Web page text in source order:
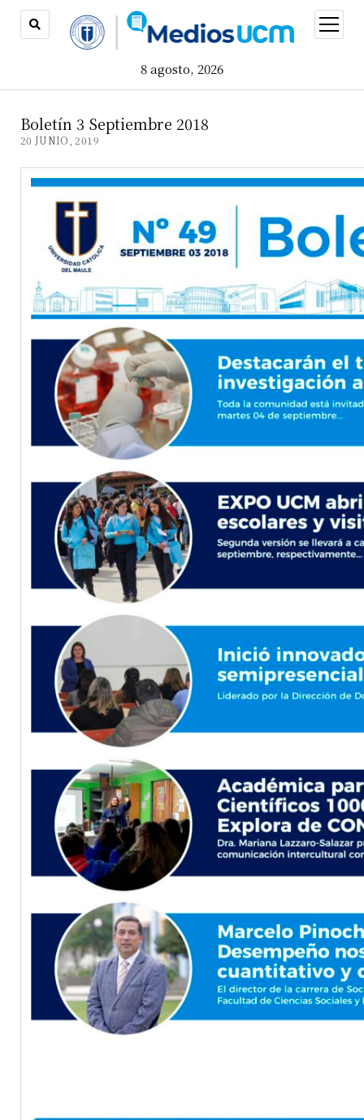
8 agosto, 2026
open
menu
Boletín 3 Septiembre 2018
20 JUNIO, 2019